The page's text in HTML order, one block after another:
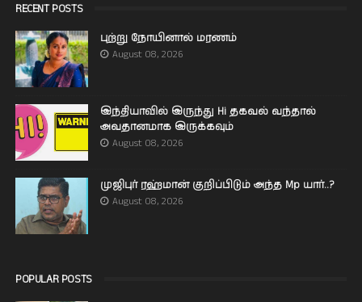
RECENT POSTS
புற்று நோயினால் மரணம்
August 08, 2026
இந்தியாவில் இருந்து Hi தகவல் வந்தால்
அவதானமாக இருக்கவும்
August 08, 2026
முஜிபுர் ரஹ்மான் குறிப்பிடும் அந்த Mp யார்..?
August 08, 2026
POPULAR POSTS